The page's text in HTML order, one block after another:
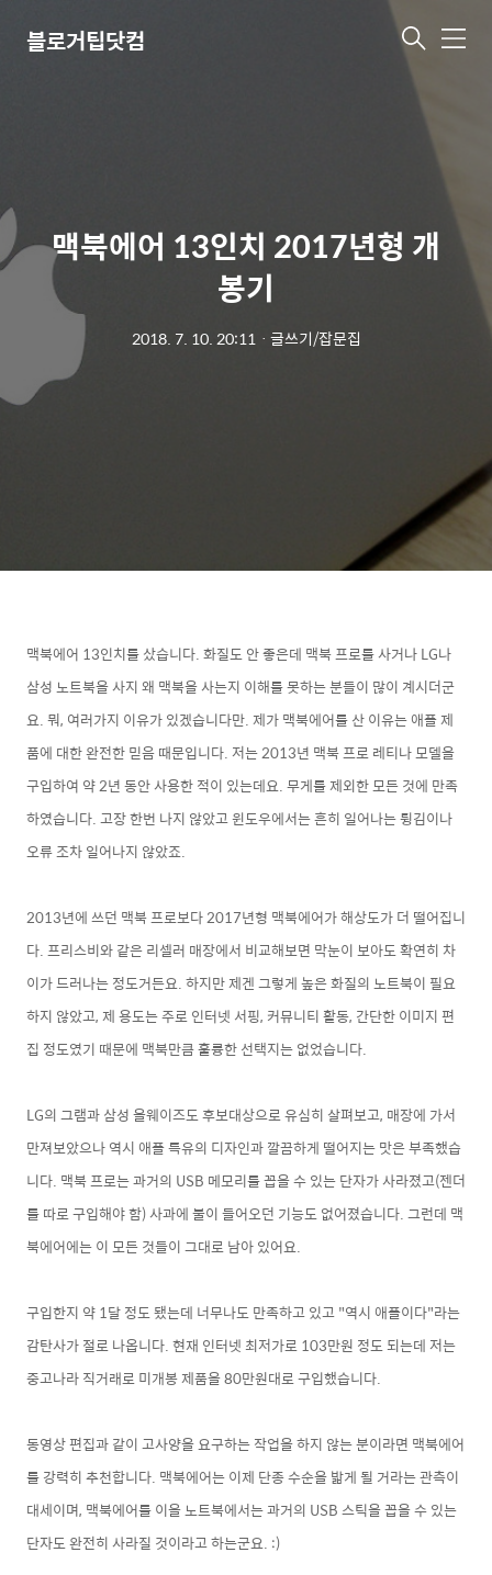
블로거팁닷컴 메
맥북에어 13인치 2017년형 개
봉기
2018. 7. 10. 20:11ㆍ 글쓰기/잡문집
맥북에어 13인치를 샀습니다. 화질도 안 좋은데 맥북 프로를 사거나 LG나
삼성 노트북을 사지 왜 맥북을 사는지 이해를 못하는 분들이 많이 계시더군
요. 뭐, 여러가지 이유가 있겠습니다만. 제가 맥북에어를 산 이유는 애플 제
품에 대한 완전한 믿음 때문입니다. 저는 2013년 맥북 프로 레티나 모델을
구입하여 약 2년 동안 사용한 적이 있는데요. 무게를 제외한 모든 것에 만족
하였습니다. 고장 한번 나지 않았고 윈도우에서는 흔히 일어나는 튕김이나
오류 조차 일어나지 않았죠.
2013년에 쓰던 맥북 프로보다 2017년형 맥북에어가 해상도가 더 떨어집니
다. 프리스비와 같은 리셀러 매장에서 비교해보면 막눈이 보아도 확연히 차
이가 드러나는 정도거든요. 하지만 제겐 그렇게 높은 화질의 노트북이 필요
하지 않았고, 제 용도는 주로 인터넷 서핑, 커뮤니티 활동, 간단한 이미지 편
집 정도였기 때문에 맥북만큼 훌륭한 선택지는 없었습니다.
LG의 그램과 삼성 올웨이즈도 후보대상으로 유심히 살펴보고, 매장에 가서
만져보았으나 역시 애플 특유의 디자인과 깔끔하게 떨어지는 맛은 부족했습
니다. 맥북 프로는 과거의 USB 메모리를 꼽을 수 있는 단자가 사라졌고(젠더
를 따로 구입해야 함) 사과에 불이 들어오던 기능도 없어졌습니다. 그런데 맥
북에어에는 이 모든 것들이 그대로 남아있어요.
구입한지 약 1달 정도 됐는데 너무나도 만족하고 있고 "역시 애플이다"라는
감탄사가 절로 나옵니다. 현재 인터넷 최저가로 103만원 정도 되는데 저는
중고나라 직거래로 미개봉 제품을 80만원대로 구입했습니다.
동영상 편집과 같이 고사양을 요구하는 작업을 하지 않는 분이라면 맥북에어
를 강력히 추천합니다. 맥북에어는 이제 단종 수순을 밟게 될 거라는 관측이
대세이며, 맥북에어를 이을 노트북에서는 과거의 USB 스틱을 꼽을 수 있는
단자도 완전히 사라질 것이라고 하는군요. :)